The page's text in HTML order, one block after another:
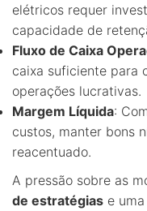
elétricos requer
capacidade de
Fluxo de Caixa
caixa suficiente para
operações lucrativas.
Margem Líquida:
custos, manter bons
reacentuado.
A pressão sobre as
de estratégias e